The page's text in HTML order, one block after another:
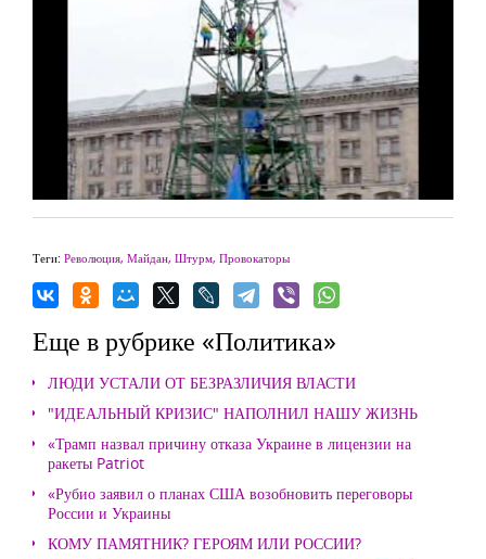
Теги: Революция, Майдан, Штурм, Провокаторы
Еще в рубрике «Политика»
ЛЮДИ УСТАЛИ ОТ БЕЗРАЗЛИЧИЯ ВЛАСТИ
"ИДЕАЛЬНЫЙ КРИЗИС" НАПОЛНИЛ НАШУ ЖИЗНЬ
«Трамп назвал причину отказа Украине в лицензии на
ракеты Patriot
«Рубио заявил о планах США возобновить переговоры
России и Украины
КОМУ ПАМЯТНИК? ГЕРОЯМ ИЛИ РОССИИ?